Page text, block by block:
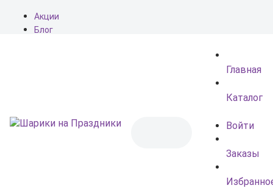
Акции
Блог
Главная
Каталог
Войти
Заказы